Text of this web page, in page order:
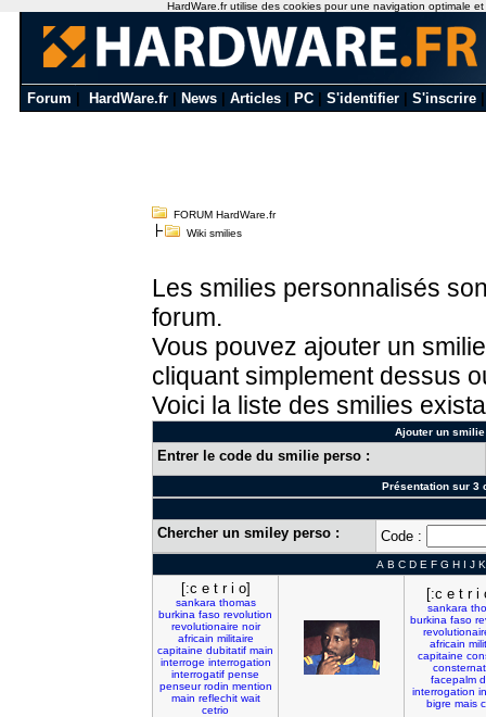
Forum HardWare.fr News Articles PC S'identifier S'inscrire
FORUM HardWare.fr
Wiki smilies
Les smilies personnalisés
forum.
Vous pouvez ajouter un
cliquant simplement dessus
Voici la liste des smilies
Ajouter un
Entrer le code du smilie perso :
Présentation sur 3
Chercher un smiley perso : Code :
A B C D E F G H I J K
[:c e t r i o]
sankara thomas
burkina faso revolution
revolutionaire noir
africain militaire
capitaine dubitatif main
interroge interrogation
interrogatif pense
penseur rodin mention
main reflechit wait
cetrio
[:c e t r i
sankara
burkina faso
africain
capitaine
facepalm
interrogation
bigre mais
HardWare.fr utilise des cookies pour une navigation optimale